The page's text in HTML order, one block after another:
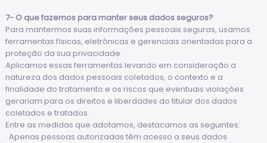
7- O que fazemos para manter seus dados seguros?
Para mantermos suas informações pessoais seguras, usamos
ferramentas físicas, eletrônicas e gerenciais orientadas para a
proteção da sua privacidade.
Aplicamos essas ferramentas levando em consideração a
natureza dos dados pessoais coletados, o contexto e a
finalidade do tratamento e os riscos que eventuais violações
gerariam para os direitos e liberdades do titular dos dados
coletados e tratados.
Entre as medidas que adotamos, destacamos as seguintes:
· Apenas pessoas autorizadas têm acesso a seus dados